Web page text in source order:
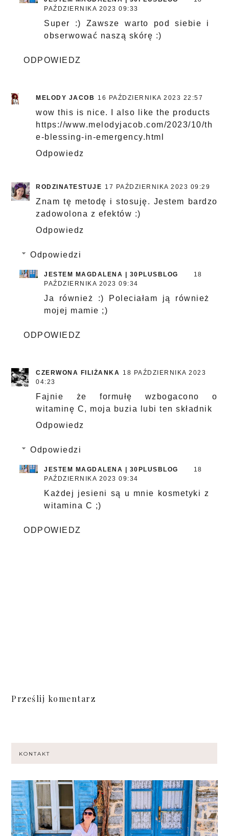
PAŹDZIERNIKA 2023 09:33
Super :) Zawsze warto pod siebie i
obserwować naszą skórę :)
ODPOWIEDZ
MELODY JACOB 16 PAŹDZIERNIKA 2023 22:57
wow this is nice. I also like the products
https://www.melodyjacob.com/2023/10/th
e-blessing-in-emergency.html
Odpowiedz
RODZINATESTUJE 17 PAŹDZIERNIKA 2023 09:29
Znam tę metodę i stosuję. Jestem bardzo
zadowolona z efektów :)
Odpowiedz
Odpowiedzi
JESTEM MAGDALENA | 30PLUSBLOG
18
PAŹDZIERNIKA 2023 09:34
Ja również :) Poleciałam ją również
mojej mamie ;)
ODPOWIEDZ
CZERWONA FILIŻANKA 18 PAŹDZIERNIKA 2023
04:23
Fajnie że formułę wzbogacono o
witaminę C, moja buzia lubi ten składnik
Odpowiedz
Odpowiedzi
JESTEM MAGDALENA | 30PLUSBLOG
18
PAŹDZIERNIKA 2023 09:34
Każdej jesieni są u mnie kosmetyki z
witamina C ;)
ODPOWIEDZ
Prześlij komentarz
KONTAKT